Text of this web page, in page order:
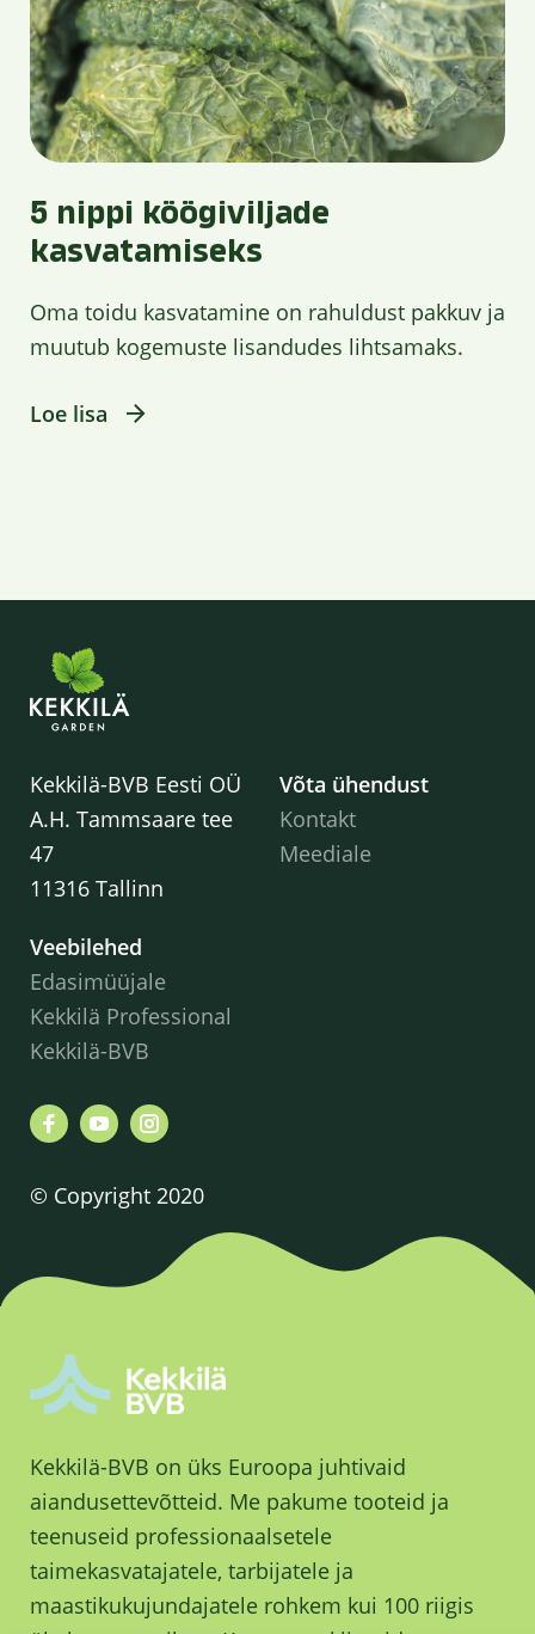
5 nippi köögiviljade
kasvatamiseks
Oma toidu kasvatamine on rahuldust pakkuv ja
muutub kogemuste lisandudes lihtsamaks.
Loe lisa
Kekkilä-BVB Eesti OÜ
A.H. Tammsaare tee
47
11316 Tallinn
Võta ühendust
Kontakt
Meediale
Veebilehed
Edasimüüjale
Kekkilä Professional
Kekkilä-BVB
© Copyright 2020
Kekkilä-BVB on üks Euroopa juhtivaid
aiandusettevõtteid. Me pakume tooteid ja
teenuseid professionaalsetele
taimekasvatajatele, tarbijatele ja
maastikukujundajatele rohkem kui 100 riigis